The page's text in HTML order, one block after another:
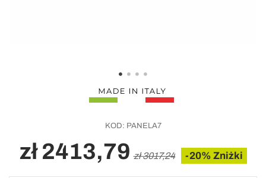
KOD: PANELA7
zł 2413,79 zł 3017,24 -20% Zniżki